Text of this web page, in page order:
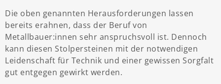
Die oben genannten Herausforderungen lassen
bereits erahnen, dass der Beruf von
Metallbauer:innen sehr anspruchsvoll ist. Dennoch
kann diesen Stolpersteinen mit der notwendigen
Leidenschaft für Technik und einer gewissen Sorgfalt
gut entgegen gewirkt werden.